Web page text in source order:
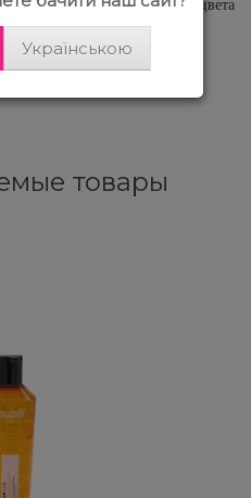
товары
Українською